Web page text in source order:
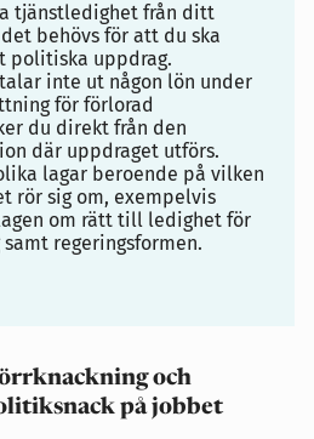
tjänstledighet från ditt
behövs för att du ska
politiska uppdrag.
inte ut någon lön under
för förlorad
du direkt från den
där uppdraget utförs.
lagar beroende på vilken
rör sig om, exempelvis
om rätt till ledighet för
regeringsformen.
och
på jobbet